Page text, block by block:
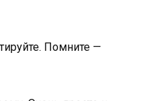
Помните —